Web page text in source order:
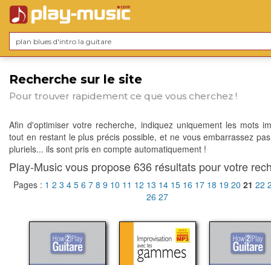
Recherche sur le site
Pour trouver rapidement ce que vous cherchez !
Afin d'optimiser votre recherche, indiquez uniquement les mots
tout en restant le plus précis possible, et ne vous embarrassez
pluriels... ils sont pris en compte automatiquement !
Play-Music vous propose 636 résultats pour votre
Pages : 1 2 3 4 5 6 7 8 9 10 11 12 13 14 15 16 17 18 19 20 21 22
26 27